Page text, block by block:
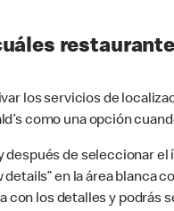
los servicios de
como una opción
después de seleccionar
details” en la área blanca
con los detalles y podrás